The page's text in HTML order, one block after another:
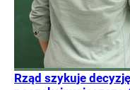
Rząd szykuje